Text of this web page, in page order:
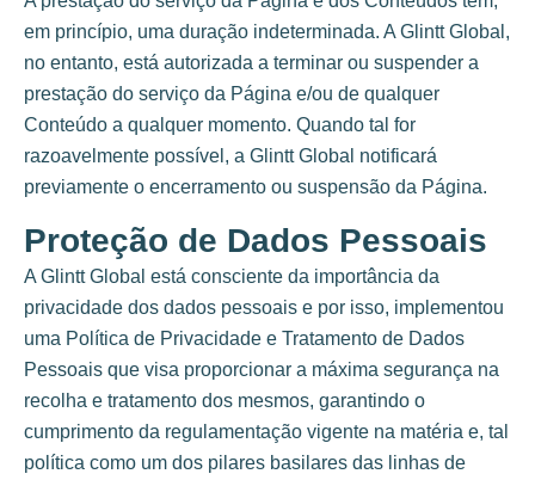
em princípio, uma duração indeterminada. A Glintt Global,
no entanto, está autorizada a terminar ou suspender a
prestação do serviço da Página e/ou de qualquer
Conteúdo a qualquer momento. Quando tal for
razoavelmente possível, a Glintt Global notificará
previamente o encerramento ou suspensão da Página.
Proteção de Dados Pessoais
A Glintt Global está consciente da importância da
privacidade dos dados pessoais e por isso, implementou
uma Política de Privacidade e Tratamento de Dados
Pessoais que visa proporcionar a máxima segurança na
recolha e tratamento dos mesmos, garantindo o
cumprimento da regulamentação vigente na matéria e, tal
política como um dos pilares basilares das linhas de